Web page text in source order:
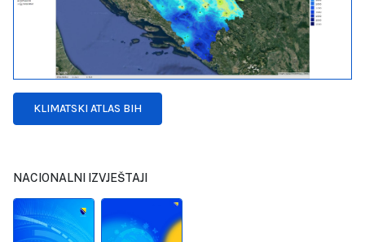
KLIMATSKI ATLAS BIH
NACIONALNI IZVJEŠTAJI